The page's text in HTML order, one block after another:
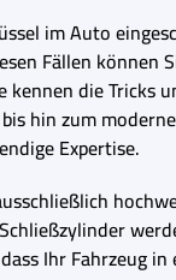
im Auto
Fällen
die Tricks
hin zum
Expertise.
Ihr Fahrzeug